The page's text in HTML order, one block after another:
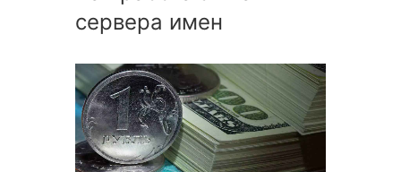
сервера имен